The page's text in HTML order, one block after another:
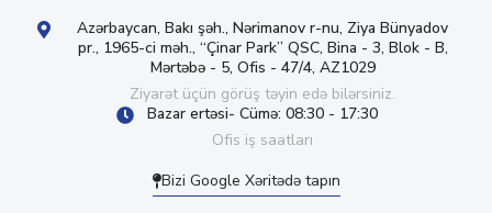
Azərbaycan, Bakı şəh., Nərimanov r-nu, Ziya Bünyadov
pr., 1965-ci məh., “Çinar Park” QSC, Bina - 3, Blok - B,
Mərtəbə - 5, Ofis - 47/4, AZ1029
Ziyarət üçün görüş təyin edə bilərsiniz.
Bazar ertəsi- Cümə: 08:30 - 17:30
Ofis iş saatları
Bizi Google Xəritədə tapın